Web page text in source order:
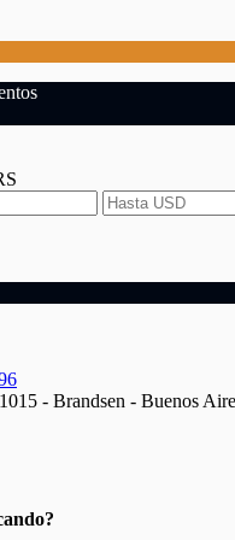
- Brandsen - Buenos